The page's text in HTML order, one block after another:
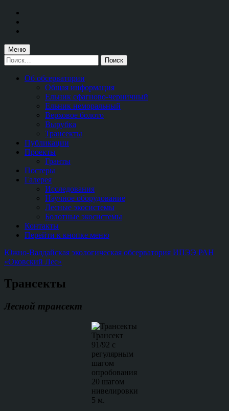
по
сайту
содержимому
подвалу
сайта
Меню
Найти:
Об обсерватории
Общая информация
Ельник сфагново-черничный
Ельник неморальный
Верховое болото
Вырубка
Трансекты
Публикации
Проекты
Гранты
Постеры
Галерея
Исследования
Научное оборудование
Лесные экосистемы
Болотные экосистемы
Контакты
Перейти к кнопке меню
Южно-Валдайская экологическая обсерватория ИПЭЭ РАН
«Оковский Лес»
Трансекты
Лесной трансект
Трансект
91/92 с
регулярным
шагом
опробования
20 шагом
нивелировки
5 м.